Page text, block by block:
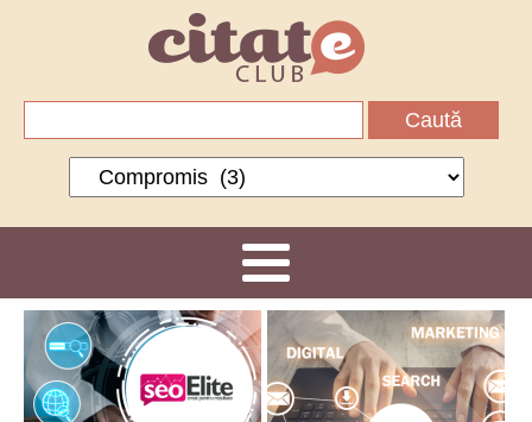
Categorii